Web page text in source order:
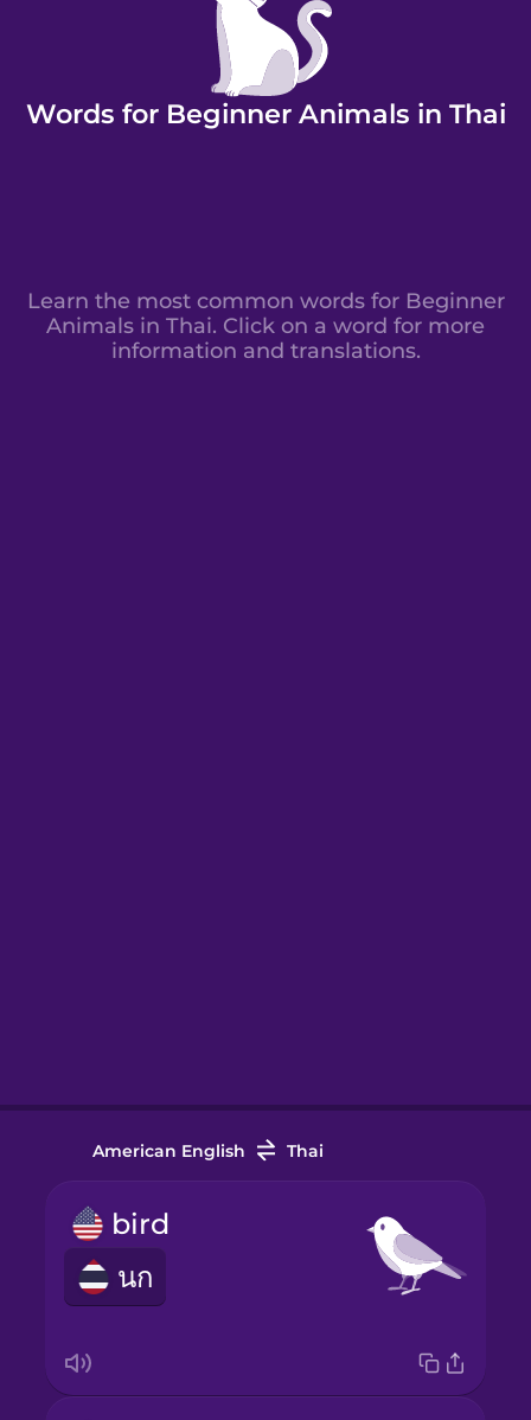
Words for Beginner Animals in Thai
Learn the most common words for Beginner
Animals in Thai. Click on a word for more
information and translations.
American English Thai
bird
นก